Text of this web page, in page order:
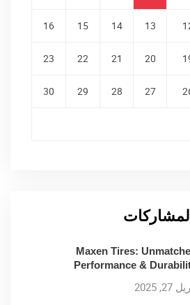
13
14
15
16
20
21
22
23
27
28
29
30
Maxen Tires:
Performance &
2025